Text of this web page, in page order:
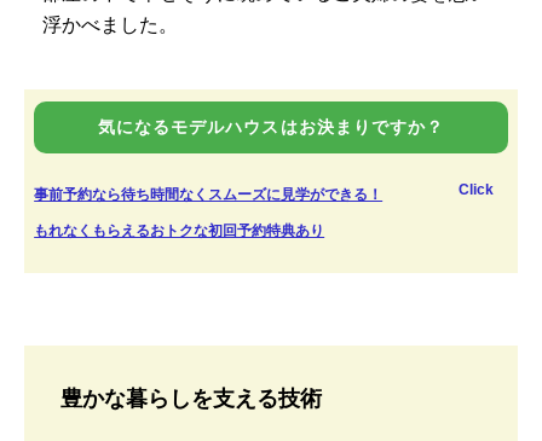
浮かべました。
気になるモデルハウスはお決まりですか？
事前予約なら待ち時間なくスムーズに見学ができる！
もれなくもらえるおトクな初回予約特典あり
Click
豊かな暮らしを支える技術